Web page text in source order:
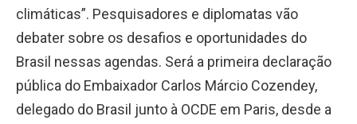
climáticas”. Pesquisadores e diplomatas vão
debater sobre os desafios e oportunidades do
Brasil nessas agendas. Será a primeira declaração
pública do Embaixador Carlos Márcio Cozendey,
delegado do Brasil junto à OCDE em Paris, desde a